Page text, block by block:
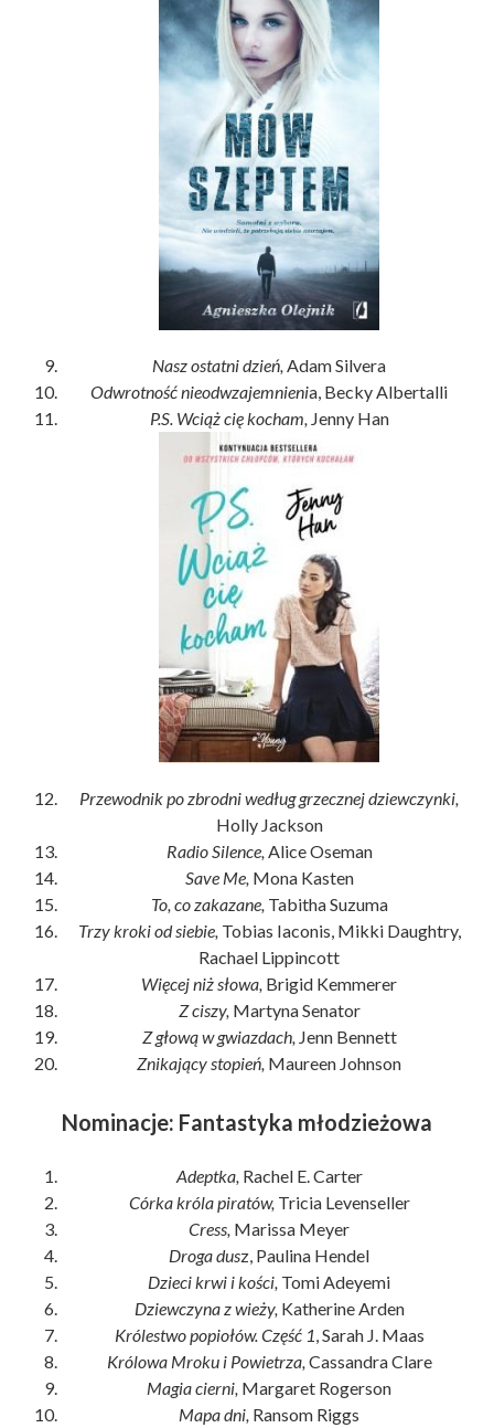
Nasz ostatni dzień, Adam Silvera
Odwrotność nieodwzajemnienia, Becky Albertalli
P.S. Wciąż cię kocham, Jenny Han
Przewodnik po zbrodni według grzecznej dziewczynki,
Holly Jackson
Radio Silence, Alice Oseman
Save Me, Mona Kasten
To, co zakazane, Tabitha Suzuma
Trzy kroki od siebie, Tobias Iaconis, Mikki Daughtry,
Rachael Lippincott
Więcej niż słowa, Brigid Kemmerer
Z ciszy, Martyna Senator
Z głową w gwiazdach, Jenn Bennett
Znikający stopień, Maureen Johnson
Nominacje: Fantastyka młodzieżowa
Adeptka, Rachel E. Carter
Córka króla piratów, Tricia Levenseller
Cress, Marissa Meyer
Droga dusz, Paulina Hendel
Dzieci krwi i kości, Tomi Adeyemi
Dziewczyna z wieży, Katherine Arden
Królestwo popiołów. Część 1, Sarah J. Maas
Królowa Mroku i Powietrza, Cassandra Clare
Magia cierni, Margaret Rogerson
Mapa dni, Ransom Riggs